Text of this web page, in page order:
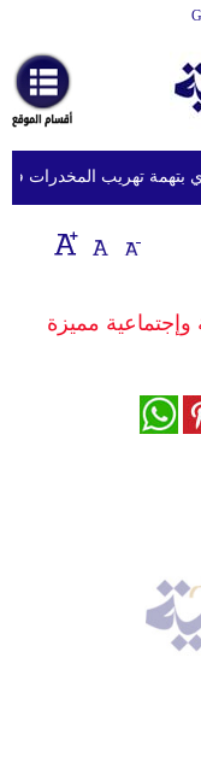
أخبارعاجلة
رياضة
ثقافة
إقتصاد
وموسيقى
تهريب المخدرات في
مميزة